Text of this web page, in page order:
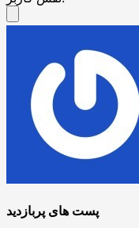
پست های پربازدید